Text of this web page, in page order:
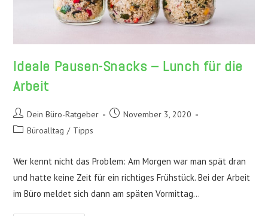
Ideale Pausen-Snacks – Lunch für die
Arbeit
Beitrags-
Autor:
Dein Büro-Ratgeber
BeitragNovember 3, 2020
Beitrags-
Büroalltag / Tipps
Wer kennt nicht das Problem: Am Morgen war man spät dran
und hatte keine Zeit für ein richtiges Frühstück. Bei der Arbeit
im Büro meldet sich dann am späten Vormittag…